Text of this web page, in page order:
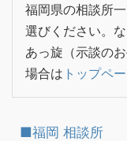
福岡県の相談所
選びください。
あっ旋（示談の
場合は トップペ
■福岡 相談所